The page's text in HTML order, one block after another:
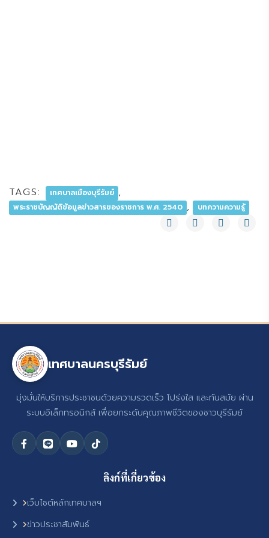
TAGS: เทศบาลเมืองบุรีรัมย์ ,
พระราชบัญญัติข้อมูลข่าวสารของราชการ พ.ศ. 2540 , บทความความรู้
เทศบาลนครบุรีรัมย์
มุ่งมั่นให้บริการประชาชนด้วยความรวดเร็ว โปร่งใส และทันสมัย ผ่าน
ระบบอิเล็กทรอนิกส์ เพื่อยกระดับคุณภาพชีวิตของชาวบุรีรัมย์
ลิงก์ที่เกี่ยวข้อง
เว็บไซต์หลักเทศบาลฯ
ข่าวประชาสัมพันธ์